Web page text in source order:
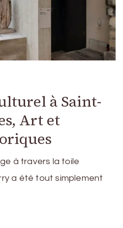
à Saint-
Art et
à travers la toile
a été tout simplement